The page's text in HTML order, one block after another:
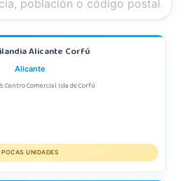
Alicante Corfú
Alicante
Centro Comercial Isla de Corfú
POCAS UNIDADES